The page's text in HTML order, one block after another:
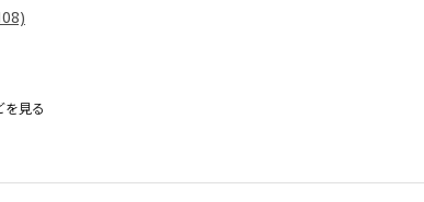
ビュー: 4.3 から 5 星です。 総レビュー数:
を見る
イーヴァル, キャビネット 扉付, ブラック メッシュ, 80x83 cm